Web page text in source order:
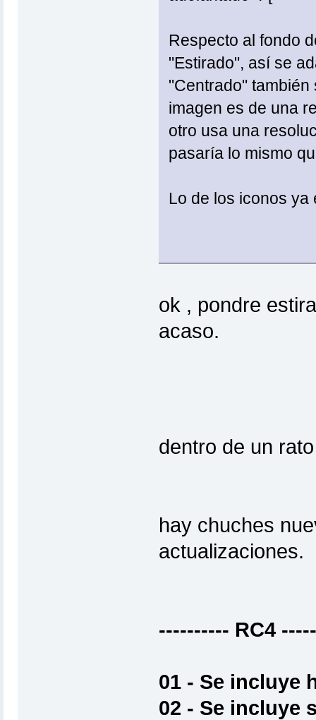
Respecto al fondo
"Estirado", así se
"Centrado"
imagen es de una
otro usa una
pasaría lo mismo
Lo de los iconos ya
ok , pondre
acaso.
dentro de un
hay chuches
actualizaciones.
---------- RC4
01 - Se incluye
02 - Se incluye